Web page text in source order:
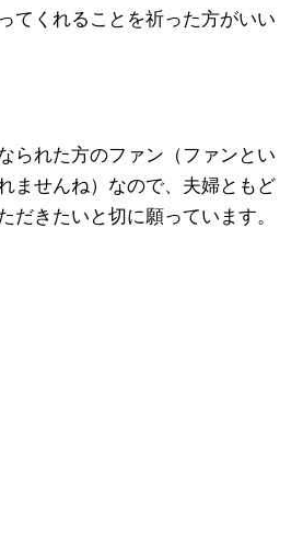
てくれることを祈った方がいい
られた方のファン（ファンとい
ませんね）なので、夫婦ともど
だきたいと切に願っています。